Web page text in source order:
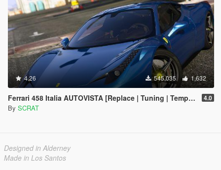
4.26 545,035 1,632
Ferrari 458 Italia AUTOVISTA [Replace | Tuning | Template] 4.0
By SCRAT
Designed in Alderney
Made in Los Santos